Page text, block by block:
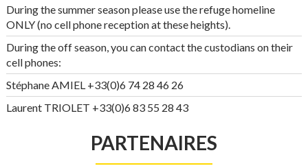
During the summer season please use the refuge homeline
ONLY (no cell phone reception at these heights).
During the off season, you can contact the custodians on their
cell phones:
Stéphane AMIEL +33(0)6 74 28 46 26
Laurent TRIOLET +33(0)6 83 55 28 43
PARTENAIRES